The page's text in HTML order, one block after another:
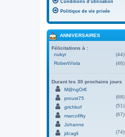
Conditions d’utilisation
Politique de vie privée
ANNIVERSAIRES
Félicitations à :
nukyr
(44)
RobertViola
(46)
Durant les 30 prochains jours
M@ngOr€
proust75
(68)
grichkof
(51)
marcofifty
(67)
Johanne
jdcagli
(74)